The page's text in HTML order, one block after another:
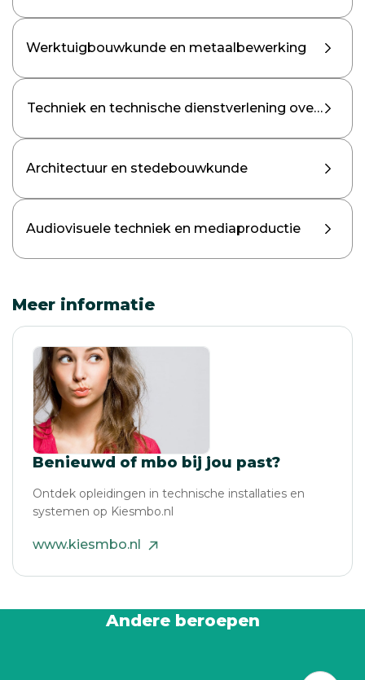
Werktuigbouwkunde en metaalbewerking
Techniek en technische dienstverlening overig
Architectuur en stedebouwkunde
Audiovisuele techniek en mediaproductie
Meer informatie
Benieuwd of mbo bij jou past?
Ontdek opleidingen in technische installaties en
systemen op Kiesmbo.nl
www.kiesmbo.nl
Andere beroepen